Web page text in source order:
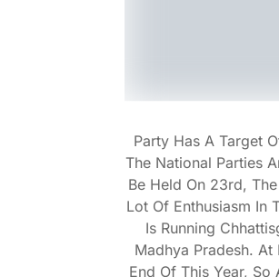
Party Has A Target
The National Parties
Be Held On 23rd,
Lot Of Enthusiasm In
Is Running
Madhya Pradesh.
End Of This Year,